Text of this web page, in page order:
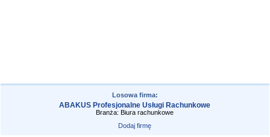
Losowa firma:
ABAKUS Profesjonalne Usługi Rachunkowe
Branża: Biura rachunkowe
Dodaj firmę